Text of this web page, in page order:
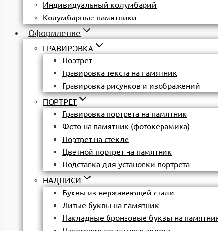
Индивидуальный колумбарий
Колумбарные памятники
Оформление
ГРАВИРОВКА
Портрет
Гравировка текста на памятник
Гравировка рисунков и изображений
ПОРТРЕТ
Гравировка портрета на памятник
Фото на памятник (фотокерамика)
Портрет на стекле
Цветной портрет на памятник
Подставка для установки портрета
НАДПИСИ
Буквы из нержавеющей стали
Литые буквы на памятник
Накладные бронзовые буквы на